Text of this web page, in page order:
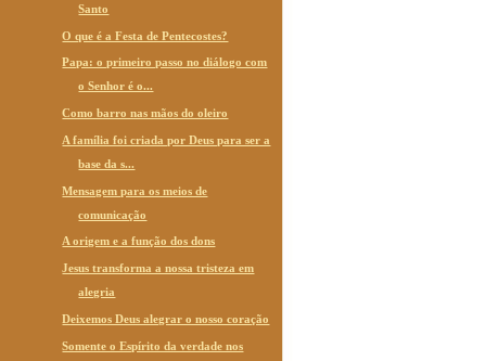
Santo
O que é a Festa de Pentecostes?
Papa: o primeiro passo no diálogo com
o Senhor é o...
Como barro nas mãos do oleiro
A família foi criada por Deus para ser a
base da s...
Mensagem para os meios de
comunicação
A origem e a função dos dons
Jesus transforma a nossa tristeza em
alegria
Deixemos Deus alegrar o nosso coração
Somente o Espírito da verdade nos